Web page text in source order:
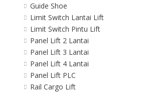
Guide Shoe
Limit Switch Lantai Lift
Limit Switch Pintu Lift
Panel Lift 2 Lantai
Panel Lift 3 Lantai
Panel Lift 4 Lantai
Panel Lift PLC
Rail Cargo Lift